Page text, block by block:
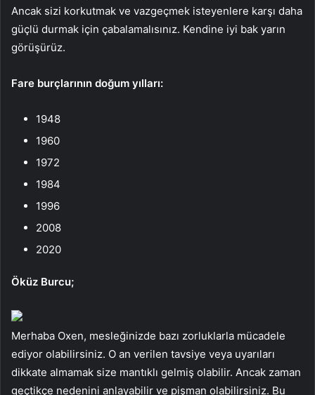
Ancak sizi korkutmak ve vazgeçmek isteyenlere karşı daha
güçlü durmak için çabalamalısınız. Kendine iyi bak yarın
görüşürüz.
Fare burçlarının doğum yılları:
1948
1960
1972
1984
1996
2008
2020
Öküz Burcu;
Merhaba Oxen, mesleğinizde bazı zorluklarla mücadele
ediyor olabilirsiniz. O an verilen tavsiye veya uyarıları
dikkate almamak size mantıklı gelmiş olabilir. Ancak zaman
geçtikçe nedenini anlayabilir ve pişman olabilirsiniz. Bu